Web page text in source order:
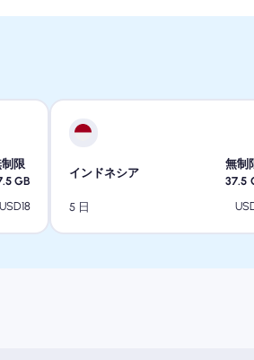
限
GB
USD18
インドネシア
無制
37.5
5 日